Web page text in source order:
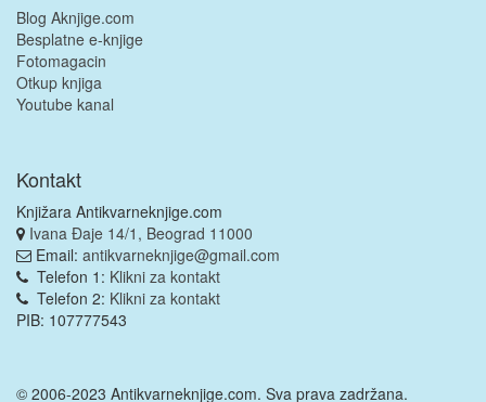
Blog Aknjige.com
Besplatne e-knjige
Fotomagacin
Otkup knjiga
Youtube kanal
Kontakt
Knjižara Antikvarneknjige.com
Ivana Đaje 14/1, Beograd 11000
Email: antikvarneknjige@gmail.com
Telefon 1: Klikni za kontakt
Telefon 2: Klikni za kontakt
PIB: 107777543
© 2006-2023 Antikvarneknjige.com. Sva prava zadržana.